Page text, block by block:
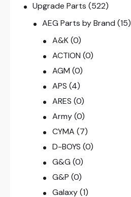
Upgrade Parts (522)
AEG Parts by Brand (15)
A&K (0)
ACTION (0)
AGM (0)
APS (4)
ARES (0)
Army (0)
CYMA (7)
D-BOYS (0)
G&G (0)
G&P (0)
Galaxy (1)